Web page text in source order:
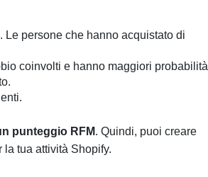
persone che hanno acquistato di
coinvolti e hanno maggiori probabilità
punteggio RFM. Quindi, puoi creare
la tua attività Shopify.